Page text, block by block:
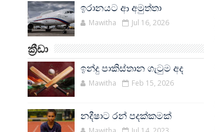
ඉරානයට ආ අමුත්තා
Mawitha Jul 16, 2026
ක්‍රීඩා
ඉන්දු පාකිස්තාන ගැටුම අද
Mawitha Feb 15, 2026
නදීෂාට රන් පදක්කමක්